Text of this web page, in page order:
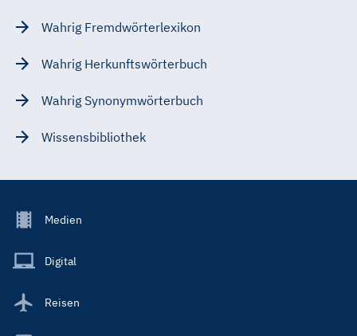
Wahrig Fremdwörterlexikon
Wahrig Herkunftswörterbuch
Wahrig Synonymwörterbuch
Wissensbibliothek
Footer
Main
Medien
Digital
Reisen